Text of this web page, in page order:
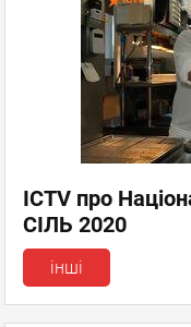
ICTV про
СІЛЬ 2020
інші